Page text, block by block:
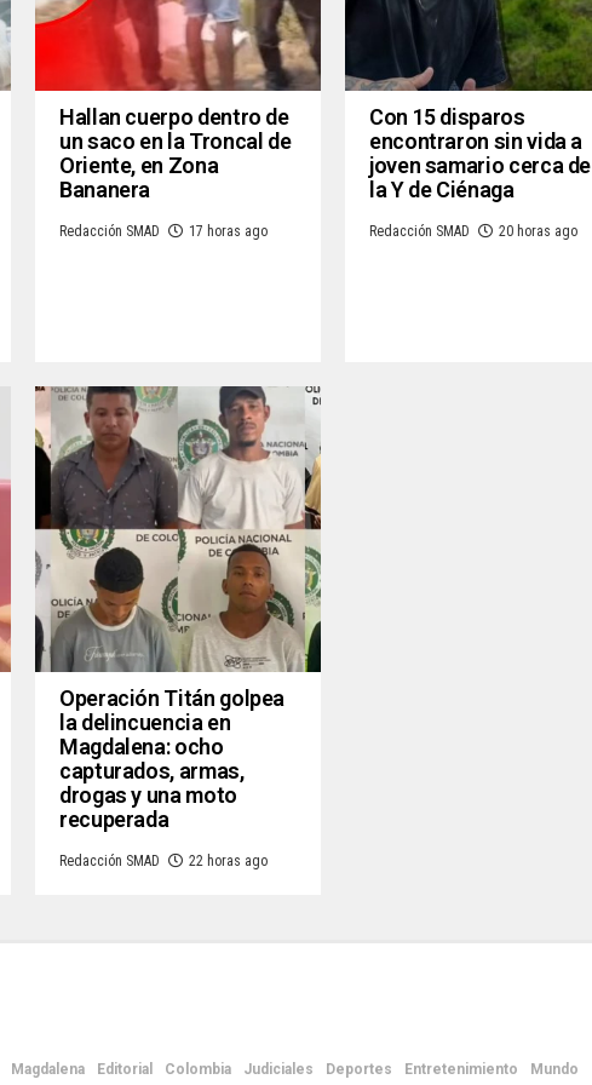
Hallan cuerpo dentro de
un saco en la Troncal de
Oriente, en Zona
Bananera
Redacción SMAD 17 horas ago
Con 15 disparos
encontraron sin vida a
joven samario cerca de
la Y de Ciénaga
Redacción SMAD 20 horas ago
Operación Titán golpea
la delincuencia en
Magdalena: ocho
capturados, armas,
drogas y una moto
recuperada
Redacción SMAD 22 horas ago
Magdalena Editorial Colombia Judiciales Deportes Entretenimiento Mundo